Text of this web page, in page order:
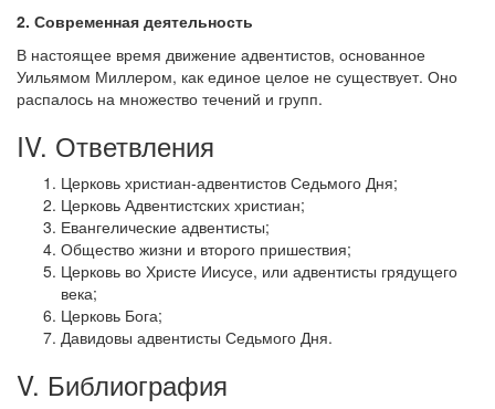
2. Современная деятельность
В настоящее время движение адвентистов, основанное
Уильямом Миллером, как единое целое не существует. Оно
распалось на множество течений и групп.
IV. Ответвления
Церковь христиан-адвентистов Седьмого Дня;
Церковь Адвентистских христиан;
Евангелические адвентисты;
Общество жизни и второго пришествия;
Церковь во Христе Иисусе, или адвентисты грядущего
века;
Церковь Бога;
Давидовы адвентисты Седьмого Дня.
V. Библиография